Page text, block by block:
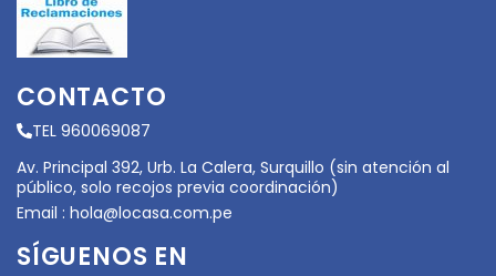
CONTACTO
TEL 960069087
Av. Principal 392, Urb. La Calera, Surquillo (sin atención al
público, solo recojos previa coordinación)
Email : hola@locasa.com.pe
SÍGUENOS EN